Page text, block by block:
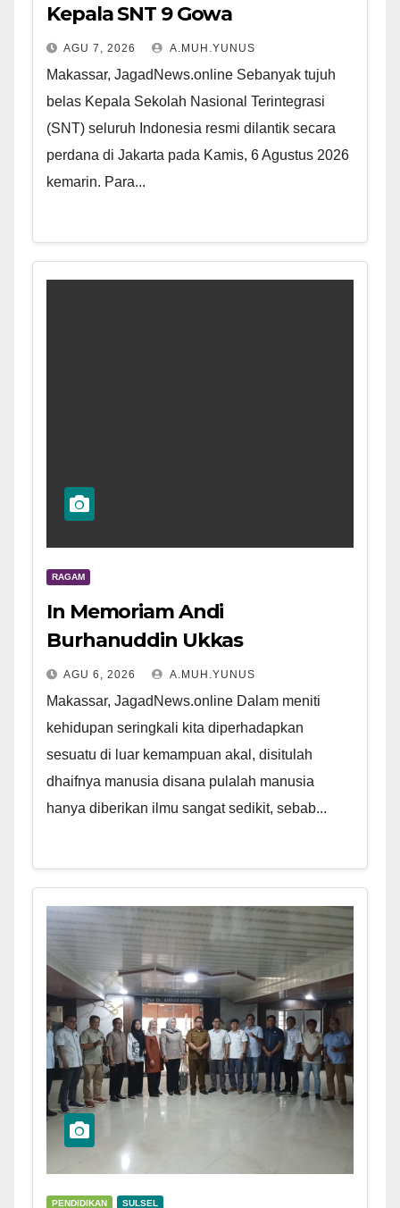
Kepala SNT 9 Gowa
AGU 7, 2026 A.MUH.YUNUS
Makassar, JagadNews.online Sebanyak tujuh
belas Kepala Sekolah Nasional Terintegrasi
(SNT) seluruh Indonesia resmi dilantik secara
perdana di Jakarta pada Kamis, 6 Agustus 2026
kemarin. Para...
RAGAM
In Memoriam Andi
Burhanuddin Ukkas
AGU 6, 2026 A.MUH.YUNUS
Makassar, JagadNews.online Dalam meniti
kehidupan seringkali kita diperhadapkan
sesuatu di luar kemampuan akal, disitulah
dhaifnya manusia disana pulalah manusia
hanya diberikan ilmu sangat sedikit, sebab...
PENDIDIKAN SULSEL